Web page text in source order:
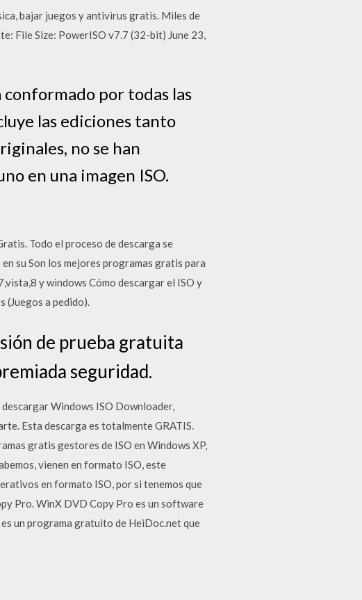
bajar juegos y antivirus gratis. Miles de
File Size: PowerISO v7.7 (32-bit) June 23,
conformado por todas las
las ediciones tanto
no se han
en una imagen ISO.
Todo el proceso de descarga se
su Son los mejores programas gratis para
y windows Cómo descargar el ISO y
(Juegos a pedido).
de prueba gratuita
seguridad.
Windows ISO Downloader,
Esta descarga es totalmente GRATIS.
gratis gestores de ISO en Windows XP,
vienen en formato ISO, este
en formato ISO, por si tenemos que
Pro. WinX DVD Copy Pro es un software
un programa gratuito de HeiDoc.net que